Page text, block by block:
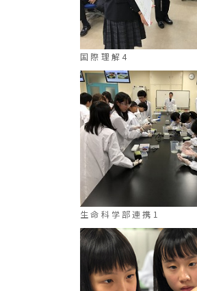
国際理解4
生命科学部連携1